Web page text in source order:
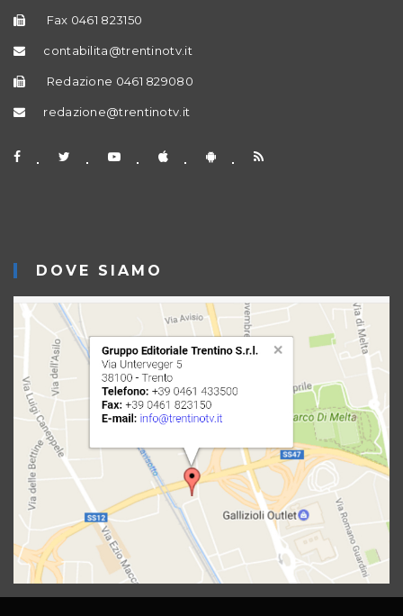
Fax 0461 823150
contabilita@trentinotv.it
Redazione 0461 829080
redazione@trentinotv.it
DOVE SIAMO